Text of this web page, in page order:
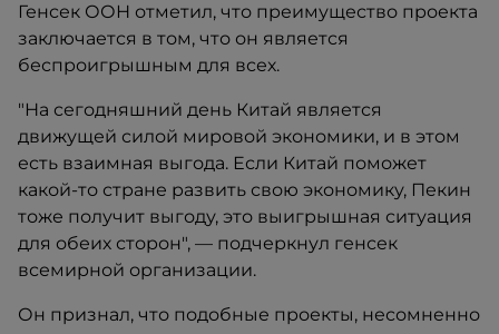
Генсек ООН отметил, что преимущество проекта
заключается в том, что он является
беспроигрышным для всех.
"На сегодняшний день Китай является
движущей силой мировой экономики, и в этом
есть взаимная выгода. Если Китай поможет
какой-то стране развить свою экономику, Пекин
тоже получит выгоду, это выигрышная ситуация
для обеих сторон", — подчеркнул генсек
всемирной организации.
Он признал, что подобные проекты, несомненно